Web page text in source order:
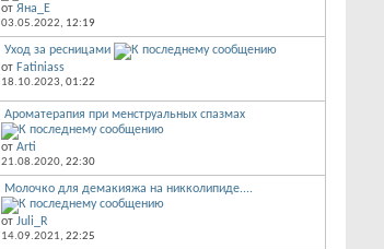
от Яна_Е
03.05.2022, 12:19
Уход за ресницами
от Fatiniass
18.10.2023, 01:22
Ароматерапия при менструальных спазмах
от Arti
21.08.2020, 22:30
Молочко для демакияжа на никколипиде....
от Juli_R
14.09.2021, 22:25